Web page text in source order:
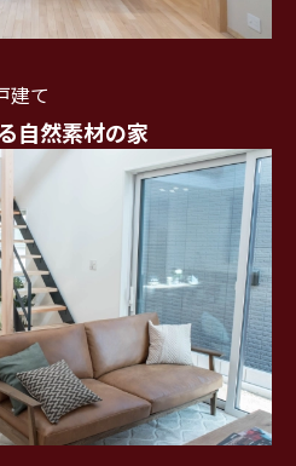
建て
自然素材の家